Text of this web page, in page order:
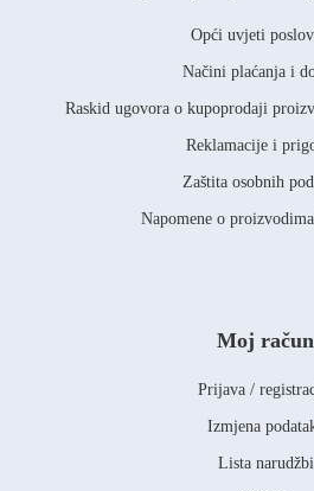
Opći uvjeti
Načini plaćanja i
Raskid ugovora o kupoprodaji
Reklamacije i
Zaštita osobnih
Napomene o
Moj račun
Prijava /
Izmjena
Lista narudžbi